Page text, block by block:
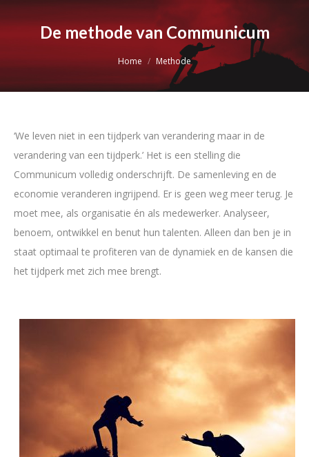
De methode van Communicum
Home Methode
‘We leven niet in een tijdperk van verandering maar in de
verandering van een tijdperk.’ Het is een stelling die
Communicum volledig onderschrijft. De samenleving en de
economie veranderen ingrijpend. Er is geen weg meer terug. Je
moet mee, als organisatie én als medewerker. Analyseer,
benoem, ontwikkel en benut hun talenten. Alleen dan ben je in
staat optimaal te profiteren van de dynamiek en de kansen die
het tijdperk met zich mee brengt.